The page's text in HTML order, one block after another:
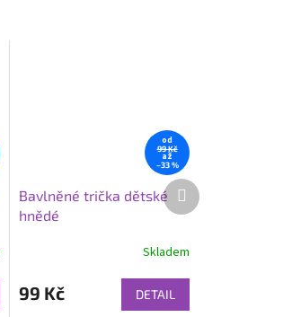
od
99 Kč
až
–33 %
Bavlněné trička dětské
hnědé
Skladem
99 Kč DETAIL
Další
produkt